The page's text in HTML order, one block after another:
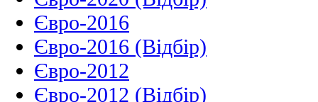
Євро-2016
Євро-2016 (Відбір)
Євро-2012
Євро-2012 (Відбір)